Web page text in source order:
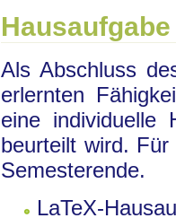
Als Abschluss
erlernten
eine individuelle
beurteilt wird.
Semesterende.
LaTeX-